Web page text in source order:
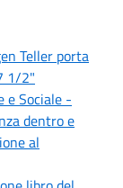
Teller porta
1/2"
e Sociale -
dentro e
al